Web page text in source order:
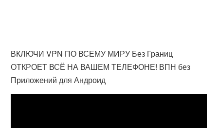
ВКЛЮЧИ VPN ПО ВСЕМУ МИРУ Без Границ
ОТКРОЕТ ВСЁ НА ВАШЕМ ТЕЛЕФОНЕ! ВПН без
Приложений для Андроид